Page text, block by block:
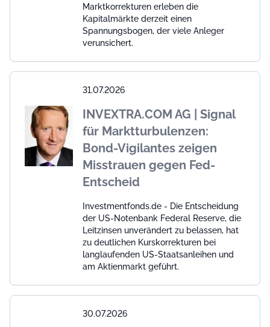
Marktkorrekturen erleben die
Kapitalmärkte derzeit einen
Spannungsbogen, der viele Anleger
verunsichert.
31.07.2026
INVEXTRA.COM AG | Signal
für Marktturbulenzen:
Bond-Vigilantes zeigen
Misstrauen gegen Fed-
Entscheid
Investmentfonds.de - Die Entscheidung
der US-Notenbank Federal Reserve, die
Leitzinsen unverändert zu belassen, hat
zu deutlichen Kurskorrekturen bei
langlaufenden US-Staatsanleihen und
am Aktienmarkt geführt.
30.07.2026